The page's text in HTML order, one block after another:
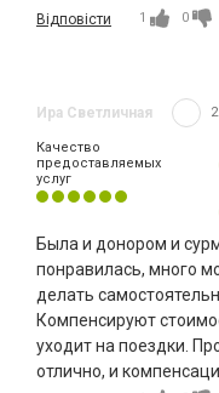
Відповісти 1 0
Ира Светличная
Качество
предоставляемых
услуг
Была и донором и
понравилась, много
делать
Компенсируют
уходит на поездки.
отлично, и